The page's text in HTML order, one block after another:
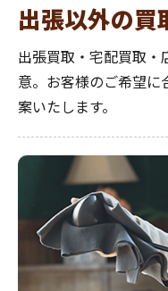
出張以外の買
出張買取・宅配買取
意。お客様のご希望に
案いたします。